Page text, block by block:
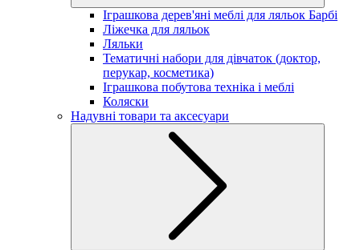
Іграшкова дерев'яні меблі для ляльок Барбі
Ліжечка для ляльок
Ляльки
Тематичні набори для дівчаток (доктор,
перукар, косметика)
Іграшкова побутова техніка і меблі
Коляски
Надувні товари та аксесуари